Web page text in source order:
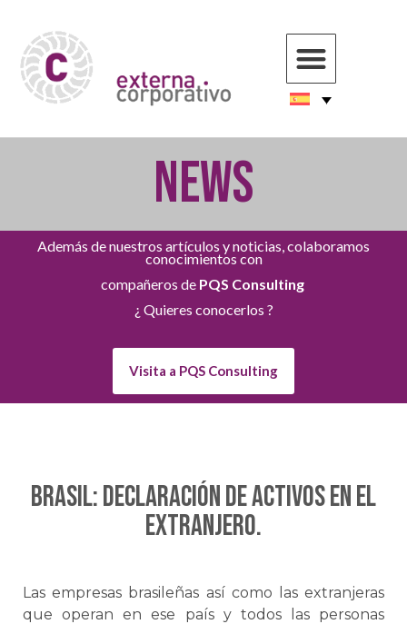
NEWS
Además de nuestros artículos y noticias, colaboramos
conocimientos con
compañeros de PQS Consulting
¿ Quieres conocerlos ?
Visita a PQS Consulting
Brasil: Declaración de activos en el
extranjero.
Las empresas brasileñas así como las extranjeras
que operan en ese país y todos las personas